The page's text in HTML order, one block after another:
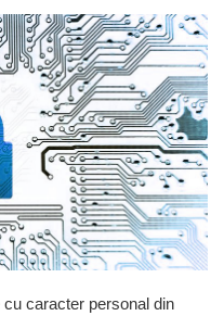
caracter personal din